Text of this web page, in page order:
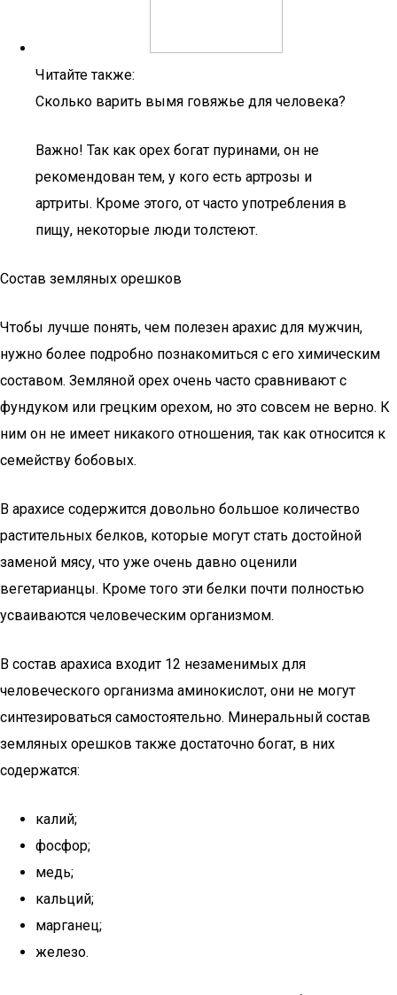
Читайте также:
Сколько варить вымя говяжье для человека?
Важно! Так как орех богат пуринами, он не
рекомендован тем, у кого есть артрозы и
артриты. Кроме этого, от часто употребления в
пищу, некоторые люди толстеют.
Состав земляных орешков
Чтобы лучше понять, чем полезен арахис для мужчин,
нужно более подробно познакомиться с его химическим
составом. Земляной орех очень часто сравнивают с
фундуком или грецким орехом, но это совсем не верно. К
ним он не имеет никакого отношения, так как относится к
семейству бобовых.
В арахисе содержится довольно большое количество
растительных белков, которые могут стать достойной
заменой мясу, что уже очень давно оценили
вегетарианцы. Кроме того эти белки почти полностью
усваиваются человеческим организмом.
В состав арахиса входит 12 незаменимых для
человеческого организма аминокислот, они не могут
синтезироваться самостоятельно. Минеральный состав
земляных орешков также достаточно богат, в них
содержатся:
калий;
фосфор;
медь;
кальций;
марганец;
железо.